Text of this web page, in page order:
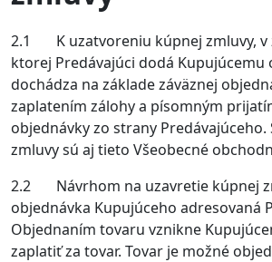
2.1 K uzatvoreniu kúpnej zmluvy, v
ktorej Predávajúci dodá Kupujúcemu
dochádza na základe záväznej
zaplatením zálohy a písomným
objednávky zo strany
zmluvy sú aj tieto Všeobecné
2.2 Návrhom na uzavretie kúpnej
objednávka Kupujúceho adresovaná
Objednaním tovaru vznikne
zaplatiť za tovar. Tovar je možné